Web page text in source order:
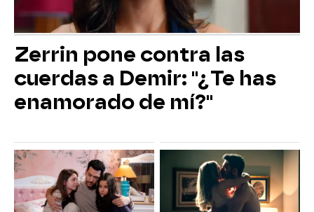
Zerrin pone contra las
cuerdas a Demir: "¿Te has
enamorado de mí?"